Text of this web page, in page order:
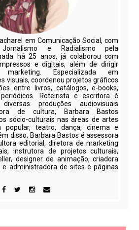
em Comunicação Social, com
e Radialismo pela
há 25 anos, já colaborou com
e digitais, além de dirigir
Especializada em
visuais, coordenou projetos gráficos
entre livros, catálogos, e-books,
Roteirista e escritora é
produções audiovisuais
de cultura, Barbara Bastos
sócio-culturais nas áreas de artes
popular, teatro, dança, cinema e
disso, Barbara Bastos é assessora
editorial, diretora de marketing
instrutora de projetos culturais,
designer de animação, criadora
administradora de sites e páginas